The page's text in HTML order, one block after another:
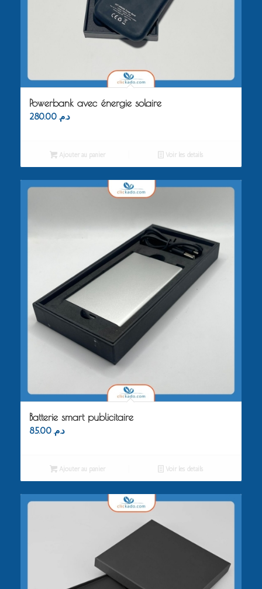
Powerbank avec énergie solaire
د.م. 280.00
Ajouter au panier Voir les détails
Batterie smart publicitaire
د.م. 85.00
Ajouter au panier Voir les détails